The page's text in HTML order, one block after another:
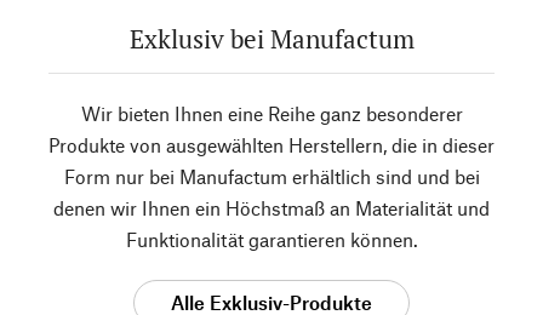
Exklusiv bei Manufactum
Wir bieten Ihnen eine Reihe ganz besonderer
Produkte von ausgewählten Herstellern, die in dieser
Form nur bei Manufactum erhältlich sind und bei
denen wir Ihnen ein Höchstmaß an Materialität und
Funktionalität garantieren können.
Alle Exklusiv-Produkte